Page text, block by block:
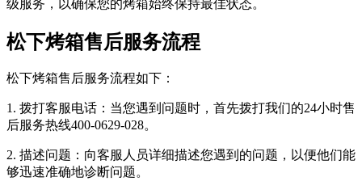
级服务，以确保您的烤箱始终保持最佳状态。
松下烤箱售后服务流程
松下烤箱售后服务流程如下：
1. 拨打客服电话：当您遇到问题时，首先拨打我们的24小时售
后服务热线400-0629-028。
2. 描述问题：向客服人员详细描述您遇到的问题，以便他们能
够迅速准确地诊断问题。